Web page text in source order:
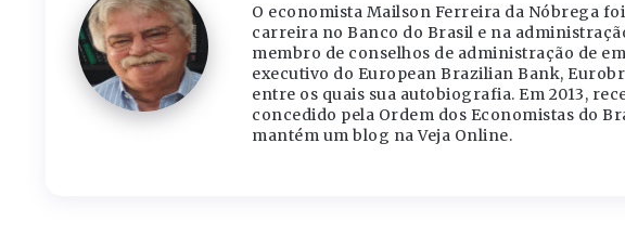
O economista Mailson Ferreira da Nóbrega
carreira no Banco do Brasil e na
membro de conselhos de administração de
executivo do European Brazilian Bank,
entre os quais sua autobiografia. Em 2013,
concedido pela Ordem dos Economistas do
mantém um blog na Veja Online.